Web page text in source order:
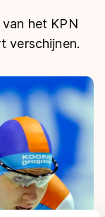
het KPN
verschijnen.